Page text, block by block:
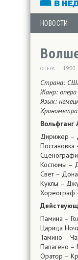
НОВОСТИ
ОПЕРА 19:00
Страна:
Жанр: опера
Язык:
Дирижер –
Костюмы –
Свет –
Куклы –
Хореограф
Памина –
Царица
Тамино –
Папагено –
Оратор –